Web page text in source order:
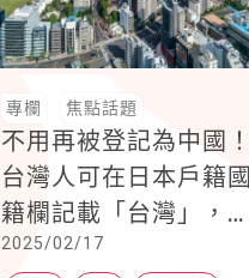
專欄 焦點話題
不用再被登記為中國！
台灣人可在日本戶籍國
籍欄記載「台灣」，從
今年這時開始
2025/02/17